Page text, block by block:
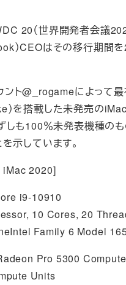
20（世界開発者会議
）CEOはその移行期間
ント@_rogameによって
）を搭載した未発売の
しも100％未発表機種のも
示しています。
iMac 2020]
i9-10910
10 Cores, 20
Family 6 Model
Pro 5300
Units